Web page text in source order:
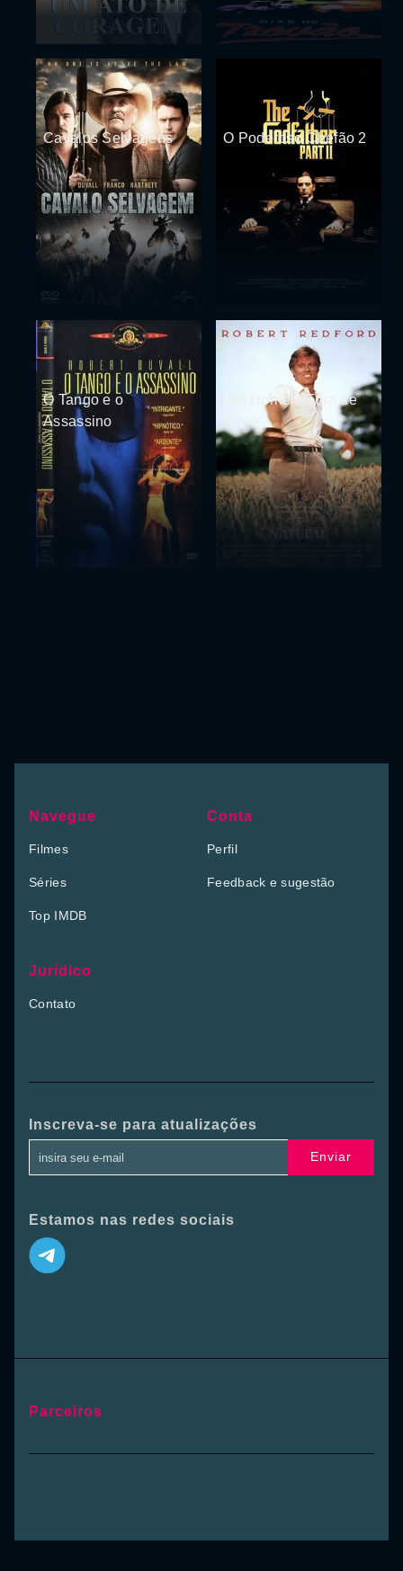
Cavalos Selvagens O Poderoso Chefão 2
O Tango e o
Assassino
Um Homem Fora de
Navegue
Filmes
Séries
Top IMDB
Conta
Perfil
Feedback e sugestão
Jurídico
Contato
Inscreva-se para atualizações
Enviar
Estamos nas redes sociais
Parceiros